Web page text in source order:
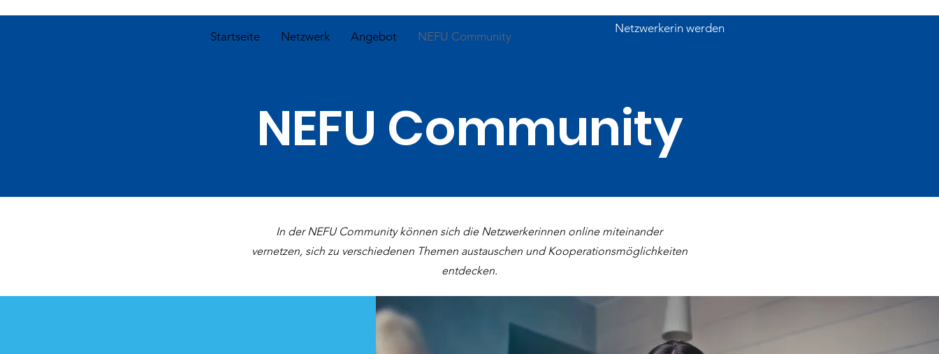
Startseite Netzwerk Angebot NEFU Community
Netzwerkerin werden
NEFU Community
In der NEFU Community können sich die Netzwerkerinnen online miteinander
vernetzen, sich zu verschiedenen Themen austauschen und Kooperationsmöglichkeiten
entdecken.